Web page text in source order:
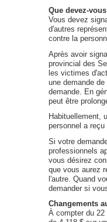
Que devez-
Vous devez
d'autres
contre la
Après avoir
provincial des
les victimes
une demande
demande. En
peut être
Habituellement,
personnel a
Si votre
professionnels
vous désirez
que vous aurez
l'autre. Quand
demander si
Changements
À compter du